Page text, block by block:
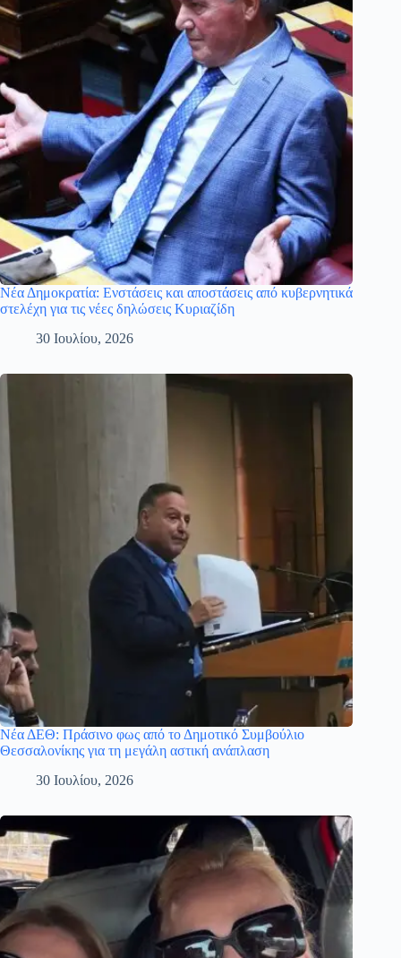
Νέα Δημοκρατία: Ενστάσεις και αποστάσεις από κυβερνητικά
στελέχη για τις νέες δηλώσεις Κυριαζίδη
30 Ιουλίου, 2026
Νέα ΔΕΘ: Πράσινο φως από το Δημοτικό Συμβούλιο
Θεσσαλονίκης για τη μεγάλη αστική ανάπλαση
30 Ιουλίου, 2026